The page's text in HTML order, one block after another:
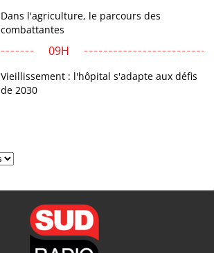
Dans l'agriculture, le parcours des
combattantes
09H
Vieillissement : l'hôpital s'adapte aux défis
de 2030